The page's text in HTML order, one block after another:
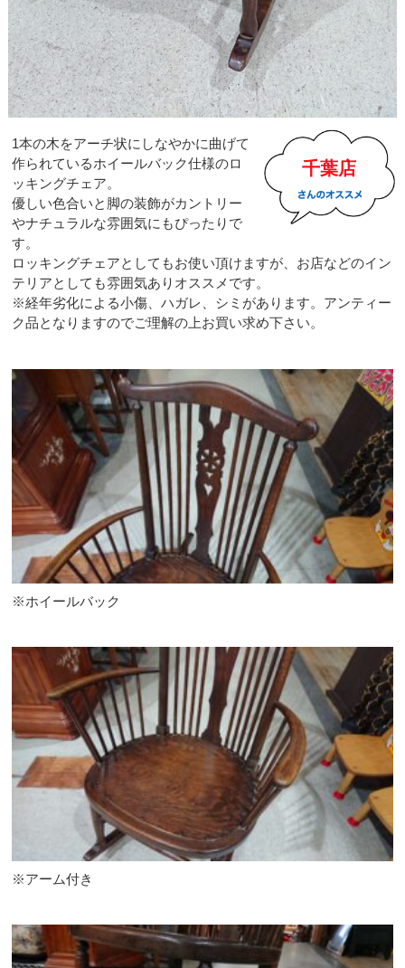
千葉店
1本の木をアーチ状にしなやかに曲げて
作られているホイールバック仕様のロ
ッキングチェア。
優しい色合いと脚の装飾がカントリー
やナチュラルな雰囲気にもぴったりで
す。
ロッキングチェアとしてもお使い頂けますが、お店などのイン
テリアとしても雰囲気ありオススメです。
※経年劣化による小傷、ハガレ、シミがあります。アンティー
ク品となりますのでご理解の上お買い求め下さい。
※ホイールバック
※アーム付き